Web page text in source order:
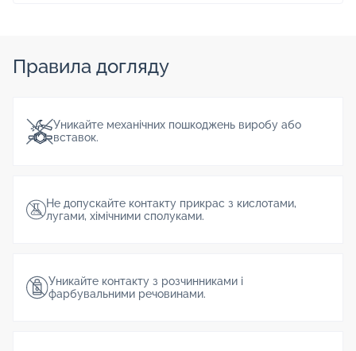
Правила догляду
Уникайте механічних пошкоджень виробу або
вставок.
Не допускайте контакту прикрас з кислотами,
лугами, хімічними сполуками.
Уникайте контакту з розчинниками і
фарбувальними речовинами.